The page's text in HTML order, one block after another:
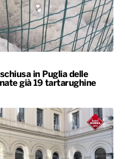
in Puglia delle
già 19 tartarughine